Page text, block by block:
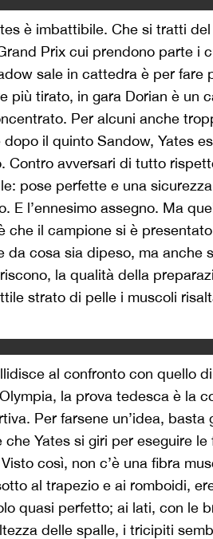
è imbattibile. Che si tratti
Prix cui prendono parte i
sale in cattedra è per fare
più tirato, in gara Dorian è un
Per alcuni anche
il quinto Sandow, Yates
Contro avversari di tutto
pose perfette e una
E l’ennesimo assegno. Ma
che il campione si è
da cosa sia dipeso, ma anche
la qualità della
strato di pelle i muscoli
al confronto con quello
la prova tedesca è la
Per farsene un’idea, basta
Yates si giri per eseguire le
così, non c’è una fibra
al trapezio e ai romboidi,
quasi perfetto; ai lati, con le
delle spalle, i tricipiti